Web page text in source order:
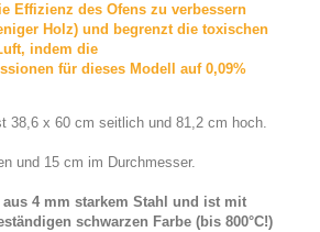
Effizienz des Ofens zu verbessern
Holz) und begrenzt die toxischen
indem die
für dieses Modell auf 0,09%
38,6 x 60 cm seitlich und 81,2 cm hoch.
und 15 cm im Durchmesser.
aus 4 mm starkem Stahl und ist mit
schwarzen Farbe (bis 800°C!)